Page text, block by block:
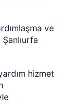
ve
hizmet